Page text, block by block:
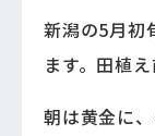
新潟の5月初
ます。田植
朝は黄金に